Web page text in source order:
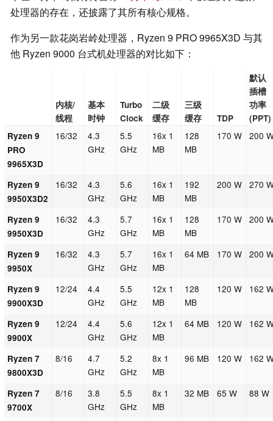
处理器的存在，还披露了其所有核心规格。
作为另一款花岗岩岭处理器，Ryzen 9 PRO 9965X3D 与其
他 Ryzen 9000 台式机处理器的对比如下：
内核/
线程
基本
时钟
Turbo
Clock
二级
缓存
三级
缓存
TDP
默认
插槽
功率
(PPT)
Ryzen 9
PRO
9965X3D
16/32
4.3
GHz
5.5
GHz
16x 1
MB
128
MB
170 W 200
Ryzen 9
9950X3D2
16/32
4.3
GHz
5.6
GHz
16x 1
MB
192
MB
200 W 270
Ryzen 9
9950X3D
16/32
4.3
GHz
5.7
GHz
16x 1
MB
128
MB
170 W 200
Ryzen 9
9950X
16/32
4.3
GHz
5.7
GHz
16x 1
MB
64 MB 170 W 200
Ryzen 9
9900X3D
12/24
4.4
GHz
5.5
GHz
12x 1
MB
128
MB
120 W 162
Ryzen 9
9900X
12/24
4.4
GHz
5.6
GHz
12x 1
MB
64 MB 120 W 162
Ryzen 7
9800X3D
8/16
4.7
GHz
5.2
GHz
8x 1
MB
96 MB 120 W 162
Ryzen 7
9700X
8/16
3.8
GHz
5.5
GHz
8x 1
MB
32 MB 65 W 88 W